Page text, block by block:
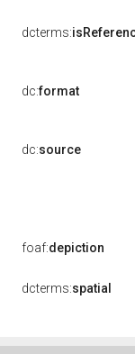
dcterms:
dc:format
dc:source
foaf:depiction
dcterms:spatial